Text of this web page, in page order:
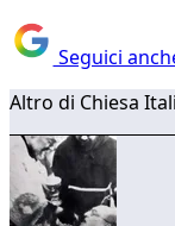
Seguici
Altro di Chiesa